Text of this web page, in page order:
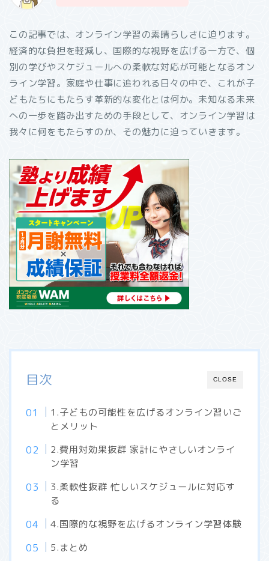
この記事では、オンライン学習の素晴らしさに迫ります。
経済的な負担を軽減し、国際的な視野を広げる一方で、個
別の学びやスケジュールへの柔軟な対応が可能となるオン
ライン学習。家庭や仕事に追われる日々の中で、これが子
どもたちにもたらす革新的な変化とは何か。未知なる未来
への一歩を踏み出すための手段として、オンライン学習は
我々に何をもたらすのか、その魅力に迫っていきます。
CLOSE
目次
1.子どもの可能性を広げるオンライン習いご
とメリット
2.費用対効果抜群 家計にやさしいオンライ
ン学習
3.柔軟性抜群 忙しいスケジュールに対応す
る
4.国際的な視野を広げるオンライン学習体験
5.まとめ